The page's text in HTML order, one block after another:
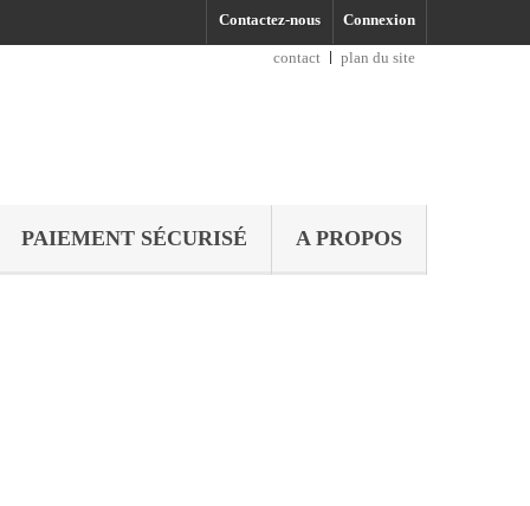
Connexion
Contactez-nous
contact plan du site
PAIEMENT SÉCURISÉ A PROPOS